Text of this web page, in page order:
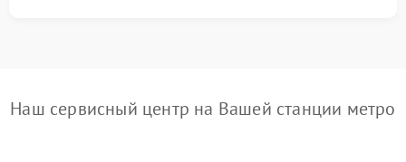
Наш сервисный центр на Вашей станции метро